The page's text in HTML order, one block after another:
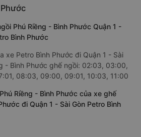
Phú Riềng - Bình Phước Quận 1 -
Bình Phước
xe Petro Bình Phước đi Quận 1 - Sài
- Bình Phước ghế ngồi: 02:03, 03:00,
08:03, 09:00, 09:01, 10:03, 11:00
Riềng - Bình Phước của xe ghế
đi Quận 1 - Sài Gòn Petro Bình